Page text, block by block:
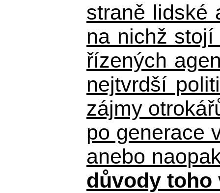
straně lidské
na nichž
řízených
nejtvrdší
zájmy
po generace
anebo
důvody toho